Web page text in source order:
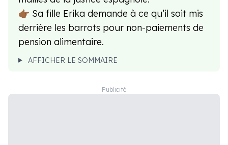
👉🏾 Sa fille Erika demande à ce qu’il soit mis
derrière les barrots pour non-paiements de
pension alimentaire.
AFFICHER LE SOMMAIRE